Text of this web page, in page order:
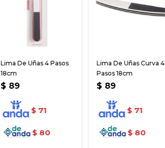
Lima De Uñas 4 Pasos
18cm
$ 89
$ 71
$ 80
Lima De Uñas Curva 4
Pasos 18cm
$ 89
$ 71
$ 80